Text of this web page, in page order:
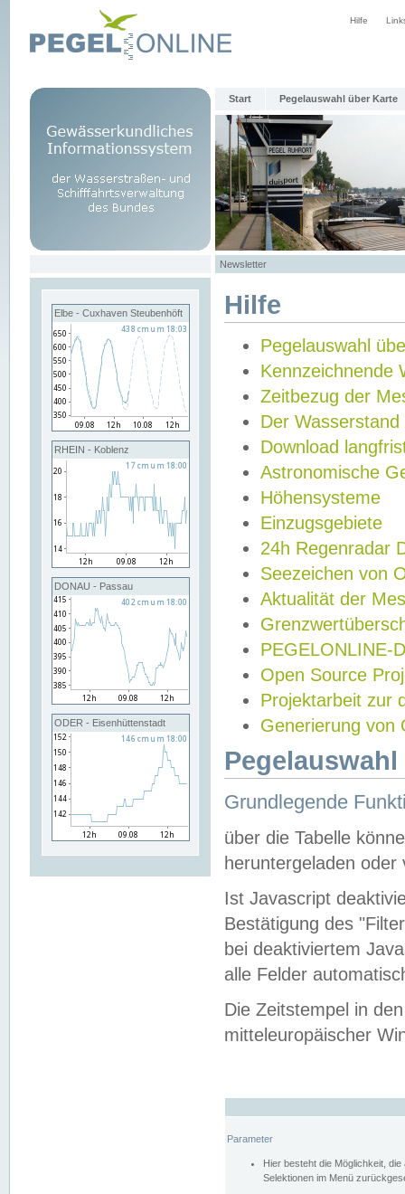
Hilfe
Start Pegelauswahl über Karte
Newsletter
Elbe - Cuxhaven Steubenhöft
RHEIN - Koblenz
DONAU - Passau
ODER - Eisenhüttenstadt
Hilfe
Pegelauswahl
Kennzeichnende
Zeitbezug der
Der Wasserstand
Download
Astronomische
Höhensysteme
Einzugsgebiete
24h Regenradar
Seezeichen von
Aktualität der
PEGELONLINE-
Open Source
Projektarbeit zur
Generierung von
Grundlegende
über die Tabelle
heruntergeladen oder
Ist Javascript
Bestätigung des
bei deaktiviertem
alle Felder
Die Zeitstempel in
mitteleuropäischer
Parameter
Hier besteht die Möglichkeit,
Selektionen im Menü